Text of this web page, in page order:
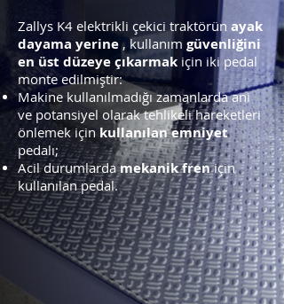
Zallys K4 elektrikli çekici traktörün ayak
dayama yerine, kullanım güvenliğini
en üst düzeye çıkarmak için iki pedal
monte edilmiştir:
Makine kullanılmadığı zamanlarda ani
ve potansiyel olarak tehlikeli hareketleri
önlemek için kullanılan emniyet
pedalı;
Acil durumlardamekanik freniçin
kullanılan pedal.